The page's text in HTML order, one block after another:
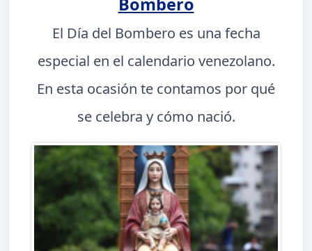
El Día del Bombero es una fecha
especial en el calendario venezolano.
En esta ocasión te contamos por qué
se celebra y cómo nació.